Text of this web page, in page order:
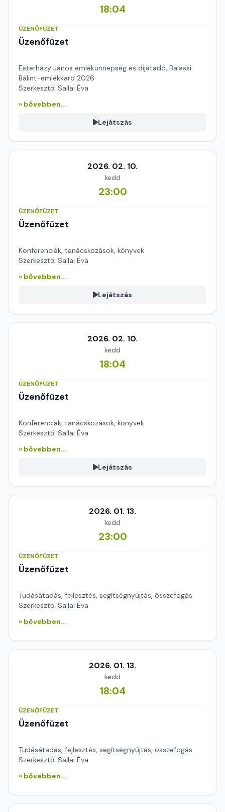
18:04
ÜZENŐFÜZET
Üzenőfüzet
Esterházy János emlékünnepség és díjátadó, Balassi
Bálint-emlékkard 2026
Szerkesztő: Sallai Éva
» bővebben...
Lejátszás
2026. 02. 10.
kedd
23:00
ÜZENŐFÜZET
Üzenőfüzet
Konferenciák, tanácskozások, könyvek
Szerkesztő: Sallai Éva
» bővebben...
Lejátszás
2026. 02. 10.
kedd
18:04
ÜZENŐFÜZET
Üzenőfüzet
Konferenciák, tanácskozások, könyvek
Szerkesztő: Sallai Éva
» bővebben...
Lejátszás
2026. 01. 13.
kedd
23:00
ÜZENŐFÜZET
Üzenőfüzet
Tudásátadás, fejlesztés, segítségnyújtás, összefogás
Szerkesztő: Sallai Éva
» bővebben...
2026. 01. 13.
kedd
18:04
ÜZENŐFÜZET
Üzenőfüzet
Tudásátadás, fejlesztés, segítségnyújtás, összefogás
Szerkesztő: Sallai Éva
» bővebben...